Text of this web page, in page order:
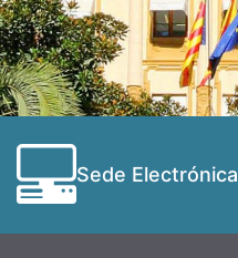
Sede Electrónica